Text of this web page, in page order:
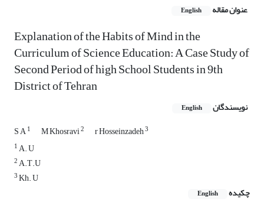
عنوان مقاله English
Explanation of the Habits of Mind in the
Curriculum of Science Education: A Case Study of
Second Period of high School Students in 9th
District of Tehran
نویسندگان English
S A1 M Khosravi2 r Hosseinzadeh3
1A. U
2A.T.U
3Kh. U
چکیده
English